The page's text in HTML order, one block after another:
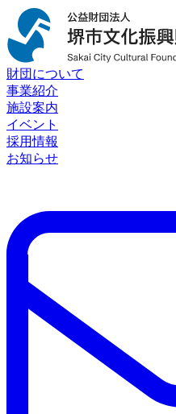
財団について
事業紹介
施設案内
イベント
採用情報
お知らせ